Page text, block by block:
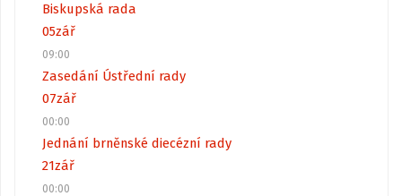
Biskupská rada
05zář
09:00
Zasedání Ústřední rady
07zář
00:00
Jednání brněnské diecézní rady
21zář
00:00